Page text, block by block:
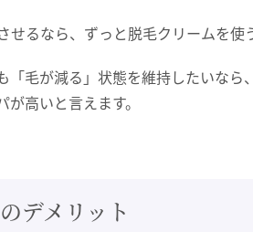
せるなら、ずっと脱毛クリームを使
「毛が減る」状態を維持したいな
高いと言えます。
デメリット